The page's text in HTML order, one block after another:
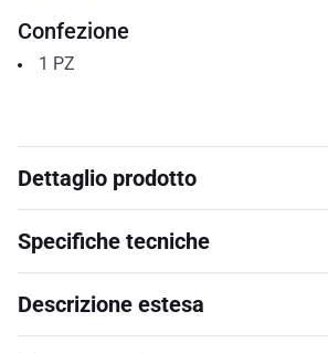
Confezione
1 PZ
Dettaglio prodotto
Specifiche tecniche
Descrizione estesa